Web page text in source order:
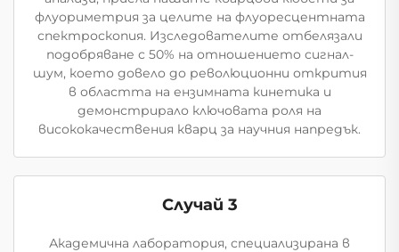
флуориметрия за целите на флуоресцентната
спектроскопия. Изследователите отбелязали
подобряване с 50% на отношението сигнал-
шум, което довело до революционни открития
в областта на ензимната кинетика и
демонстрирало ключовата роля на
висококачествения кварц за научния напредък.
Случай 3
Академична лаборатория, специализирана в